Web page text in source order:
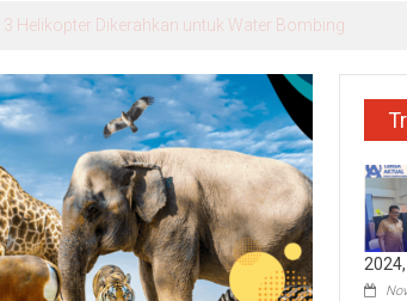
Kuasa Hukum Korban Desak Penahanan